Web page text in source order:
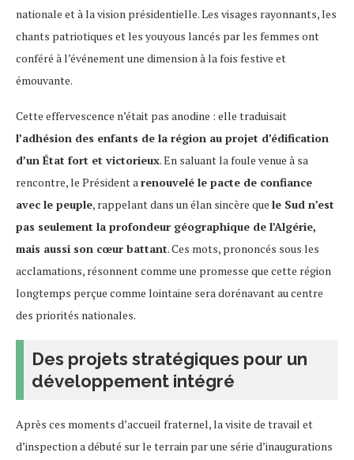
nationale et à la vision présidentielle. Les visages rayonnants, les
chants patriotiques et les youyous lancés par les femmes ont
conféré à l’événement une dimension à la fois festive et
émouvante.
Cette effervescence n’était pas anodine : elle traduisait
l’adhésion des enfants de la région au projet d’édification
d’un État fort et victorieux. En saluant la foule venue à sa
rencontre, le Président arenouvelé le pacte de confiance
avec le peuple, rappelant dans un élan sincère que le Sud n’est
pas seulement la profondeur géographique de l’Algérie,
mais aussi son cœur battant. Ces mots, prononcés sous les
acclamations, résonnent comme une promesse que cette région
longtemps perçue comme lointaine sera dorénavant au centre
des priorités nationales.
Des projets stratégiques pour un
développement intégré
Après ces moments d’accueil fraternel, la visite de travail et
d’inspection a débuté sur le terrain par une série d’inaugurations